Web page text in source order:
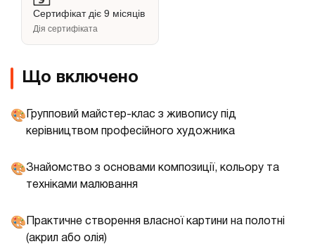
Сертифікат діє 9 місяців
Дія сертифіката
Що включено
🎨 Групповий майстер-клас з живопису під
керівництвом професійного художника
🎨Знайомство з основами композиції, кольору та
техніками малювання
🎨 Практичне створення власної картини на полотні
(акрил або олія)